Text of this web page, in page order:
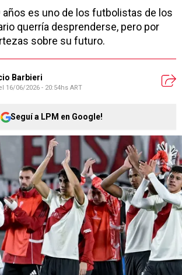
años es uno de los futbolistas de los
querría desprenderse, pero por
sobre su futuro.
Barbieri
16/06/2026 - 20:54hs ART
Seguí a LPM en Google!